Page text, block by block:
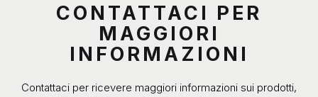
CONTATTACI PER
MAGGIORI
INFORMAZIONI
Contattaci per ricevere maggiori informazioni sui prodotti,